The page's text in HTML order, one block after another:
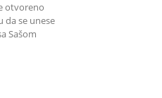
otvoreno
da se unese
Sašom